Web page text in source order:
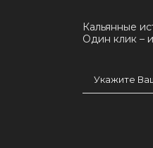
Кальянные
Один клик –